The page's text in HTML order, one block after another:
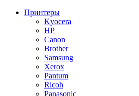
Принтеры
Kyocera
HP
Canon
Brother
Samsung
Xerox
Pantum
Ricoh
Panasonic